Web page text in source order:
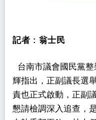
記者 : 翁士民
台南市議會國民黨
輝指出，正副議長選
責也正式啟動，正副
懇請檢調深入追查，